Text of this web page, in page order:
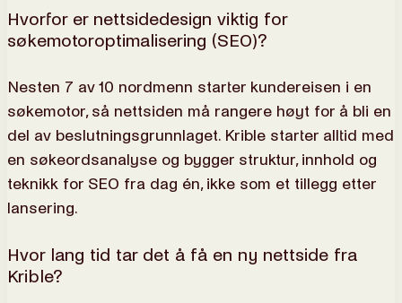
Hvorfor er nettsidedesign viktig for
søkemotoroptimalisering (SEO)?
Nesten 7 av 10 nordmenn starter kundereisen i en
søkemotor, så nettsiden må rangere høyt for å bli en
del av beslutningsgrunnlaget. Krible starter alltid med
en søkeordsanalyse og bygger struktur, innhold og
teknikk for SEO fra dag én, ikke som et tillegg etter
lansering.
Hvor lang tid tar det å få en ny nettside fra
Krible?